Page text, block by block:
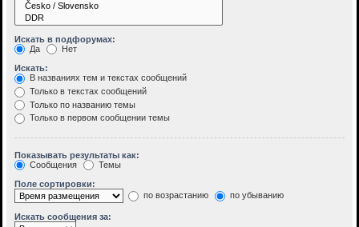
Искать в подфорумах:
Да
Нет
Искать:
В названиях тем и текстах сообщений
Только в текстах сообщений
Только по названию темы
Только в первом сообщении темы
Показывать результаты как:
Сообщения
Темы
Поле сортировки:
по возрастанию
по убыванию
Искать сообщения за: